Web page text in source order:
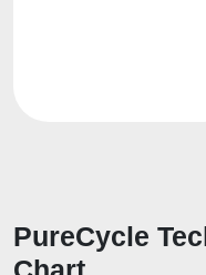
PureCycle